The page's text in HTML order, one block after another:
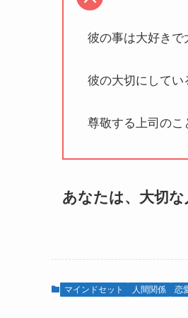
彼の事は大好きで
彼の大切にして
尊敬する上司の
あなたは、大切
マインドセット 人間関係 恋